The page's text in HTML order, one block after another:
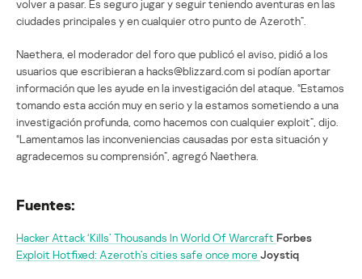
volver a pasar. Es seguro jugar y seguir teniendo aventuras en las
ciudades principales y en cualquier otro punto de Azeroth”.
Naethera, el moderador del foro que publicó el aviso, pidió a los
usuarios que escribieran a hacks@blizzard.com si podían aportar
información que les ayude en la investigación del ataque. “Estamos
tomando esta acción muy en serio y la estamos sometiendo a una
investigación profunda, como hacemos con cualquier exploit”, dijo.
“Lamentamos las inconveniencias causadas por esta situación y
agradecemos su comprensión”, agregó Naethera.
Fuentes:
Hacker Attack ‘Kills’ Thousands In World Of Warcraft Forbes
Exploit Hotfixed: Azeroth’s cities safe once more Joystiq